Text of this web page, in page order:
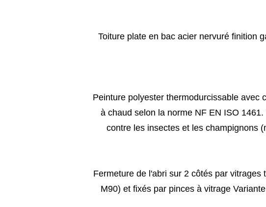
Toiture plate en bac acier nervuré finition
Peinture polyester thermodurcissable avec
à chaud selon la norme NF EN ISO
contre les insectes et les champignons
Fermeture de l'abri sur 2 côtés par
M90) et fixés par pinces à vitrage